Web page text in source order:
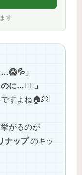
す
…😱💦」
に…🤦‍♂️」
すよね🏠💭
がるのが
ナップのキッ